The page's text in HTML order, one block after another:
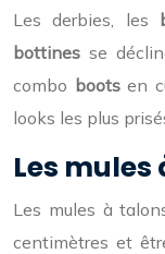
Les derbies, les
bottines se
combo bootsen
looks les plus
Les
Les mules à
centimètres et